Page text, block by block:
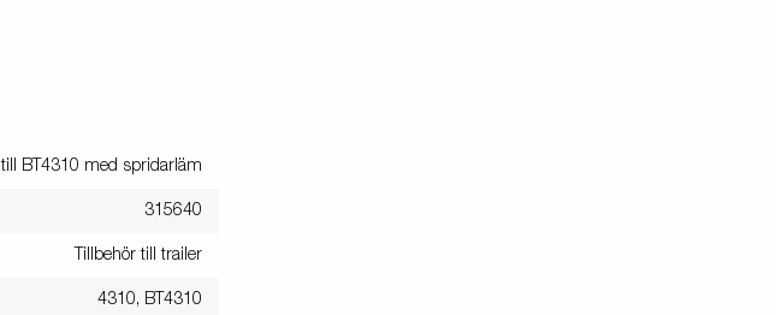
till BT4310 med spridarläm
315640
Tillbehör till trailer
4310, BT4310